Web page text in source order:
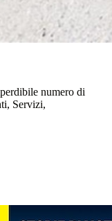
numero di
Servizi,